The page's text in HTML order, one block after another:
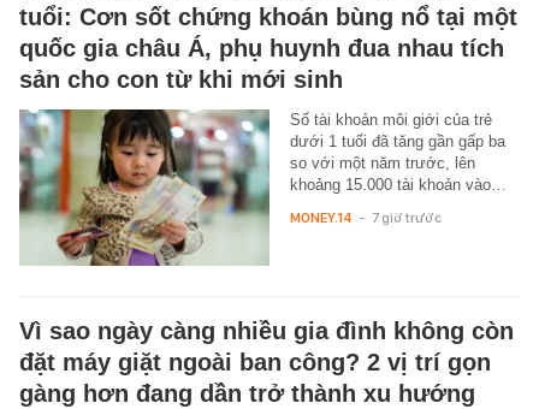
tuổi: Cơn sốt chứng khoán bùng nổ tại một
quốc gia châu Á, phụ huynh đua nhau tích
sản cho con từ khi mới sinh
Số tài khoản môi giới của trẻ
dưới 1 tuổi đã tăng gần gấp ba
so với một năm trước, lên
khoảng 15.000 tài khoản vào…
MONEY.14 - 7 giờ trước
Vì sao ngày càng nhiều gia đình không còn
đặt máy giặt ngoài ban công? 2 vị trí gọn
gàng hơn đang dần trở thành xu hướng